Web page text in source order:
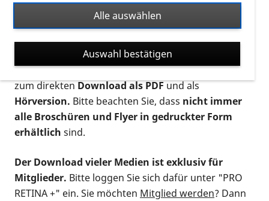
Ort. Nutzen Sie den Formatfilter, um ausschließlich
nach Flyern und Broschüren, Audios oder Videos zu
suchen. Die meisten Flyer und Broschüren werden in
verschiedenen Formaten angeboten: zur
postalischen Bestellung als gedruckte Variante
zum direktenDownload als PDFund als
Hörversion. Bitte beachten Sie, dass nicht immer
alle Broschüren und Flyer in gedruckter Form
erhältlich sind.
Der Download vieler Medien ist exklusiv für
Mitglieder. Bitte loggen Sie sich dafür unter "PRO
RETINA +" ein. Sie möchten Mitglied werden? Dann
Alle auswählen
Auswahl bestätigen